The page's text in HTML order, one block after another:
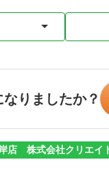
りましたか？
店 株式会社クリエイ